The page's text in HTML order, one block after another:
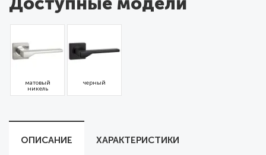
матовый
никель
черный
ОПИСАНИЕ ХАРАКТЕРИСТИКИ